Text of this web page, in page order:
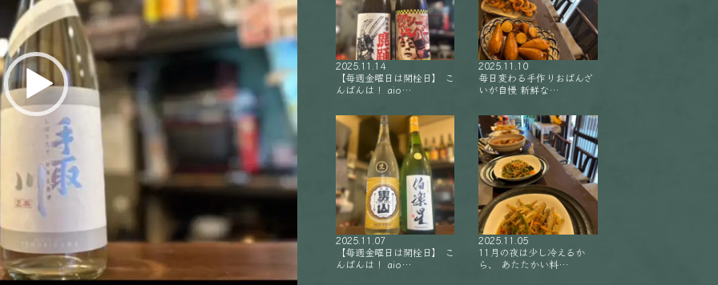
2025.11.14
【毎週金曜日は開栓日】 こ
んばんは！ aio…
2025.11.10
毎日変わる手作りおばんざ
いが自慢 新鮮な…
2025.11.07
【毎週金曜日は開栓日】 こ
んばんは！ aio…
2025.11.05
11月の夜は少し冷えるか
ら、 あたたかい料…